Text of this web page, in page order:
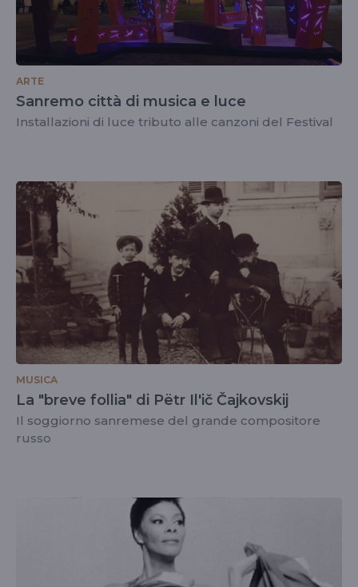
ARTE
Sanremo città di musica e luce
Installazioni di luce tributo alle canzoni del Festival
MUSICA
La "breve follia" di Pёtr Il'ič Čajkovskij
Il soggiorno sanremese del grande compositore
russo